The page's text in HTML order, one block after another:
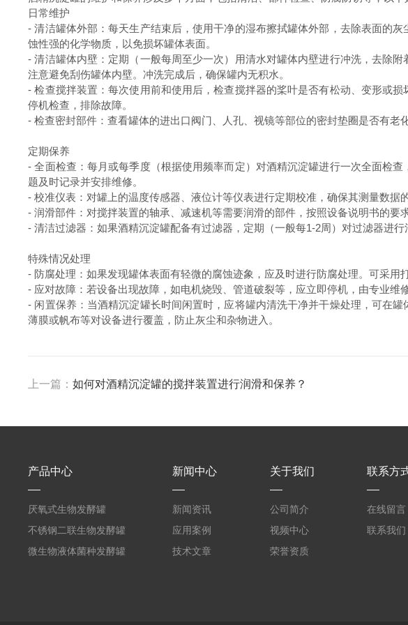
日常维护
-清洁罐体外部：每天生产结束后，使用干净的湿布擦拭罐体外部，去除表面的
蚀性强的化学物质，以免损坏罐体表面。
-清洁罐体内壁：定期（一般每周至少一次）用清水对罐体内壁进行冲洗，去除
注意避免刮伤罐体内壁。冲洗完成后，确保罐内无积水。
-检查搅拌装置：每次使用前和使用后，检查搅拌器的桨叶是否有松动、变形或
停机检查，排除故障。
-检查密封部件：查看罐体的进出口阀门、人孔、视镜等部位的密封垫圈是否有
定期保养
-全面检查：每月或每季度（根据使用频率而定）对酒精沉淀罐进行一次全面检
题及时记录并安排维修。
-校准仪表：对罐上的温度传感器、液位计等仪表进行定期校准，确保其测量数据
-润滑部件：对搅拌装置的轴承、减速机等需要润滑的部件，按照设备说明书的要
-清洁过滤器：如果酒精沉淀罐配备有过滤器，定期（一般每1-2周）对过滤器进
特殊情况处理
- 防腐处理：如果发现罐体表面有轻微的腐蚀迹象，应及时进行防腐处理。可采
- 应对故障：若设备出现故障，如电机烧毁、管道破裂等，应立即停机，由专业
- 闲置保养：当酒精沉淀罐长时间闲置时，应将罐内清洗干净并干燥处理，可在
薄膜或帆布等对设备进行覆盖，防止灰尘和杂物进入。
上一篇：如何对酒精沉淀罐的搅拌装置进行润滑和保养？
产品中心
厌氧式生物发酵罐
不锈钢二联生物发酵罐
微生物液体菌种发酵罐
新闻中心
新闻资讯
应用案例
技术文章
关于我们
公司简介
视频中心
荣誉资质
联系方
在线留言
联系我们